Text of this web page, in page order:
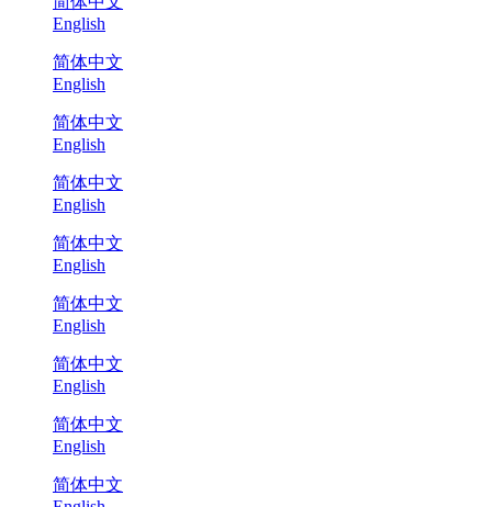
English
简体中文
English
简体中文
English
简体中文
English
简体中文
English
简体中文
English
简体中文
English
简体中文
English
简体中文